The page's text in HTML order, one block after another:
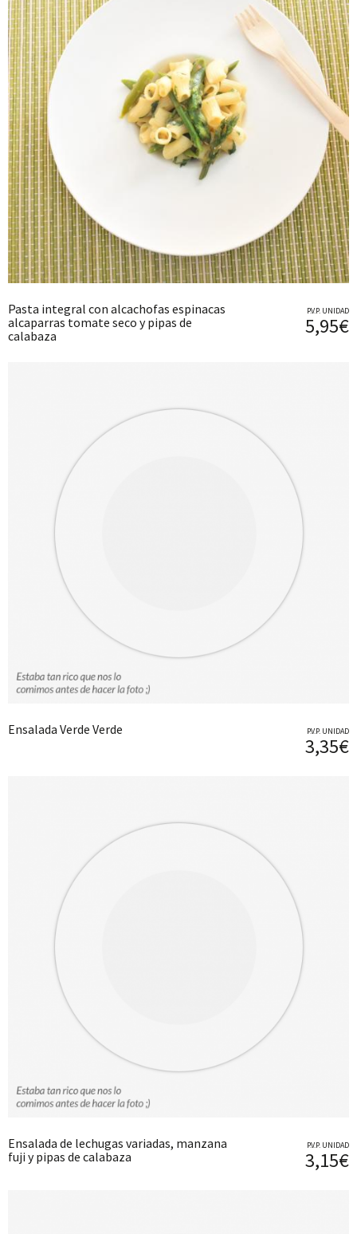
Pasta integral con alcachofas espinacas
alcaparras tomate seco y pipas de
calabaza
P.V.P. UNIDAD
5,95€
Ensalada Verde Verde P.V.P. UNIDAD
3,35€
Ensalada de lechugas variadas, manzana
fuji y pipas de calabaza
P.V.P. UNIDAD
3,15€